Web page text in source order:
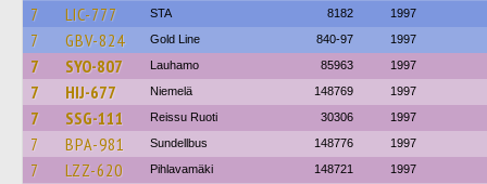
7 LIC-777 STA 8182 1997
7 GBV-824 Gold Line 840-97 1997
7 SYO-807 Lauhamo 85963 1997
7 HIJ-677 Niemelä 148769 1997
7 SSG-111 Reissu Ruoti 30306 1997
7 BPA-981 Sundellbus 148776 1997
7 LZZ-620 Pihlavamäki 148721 1997